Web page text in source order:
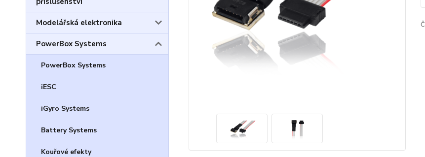
Modelářská elektronika
PowerBox Systems
PowerBox Systems
iESC
iGyro Systems
Battery Systems
Kouřové efekty